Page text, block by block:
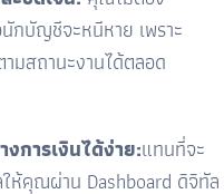
กบัญชีจะหนีหาย เพราะ
มสถานะงานได้ตลอด
งการเงินได้ง่าย:แทนที่จะ
ให้คุณผ่าน Dashboard ดิจิทัล